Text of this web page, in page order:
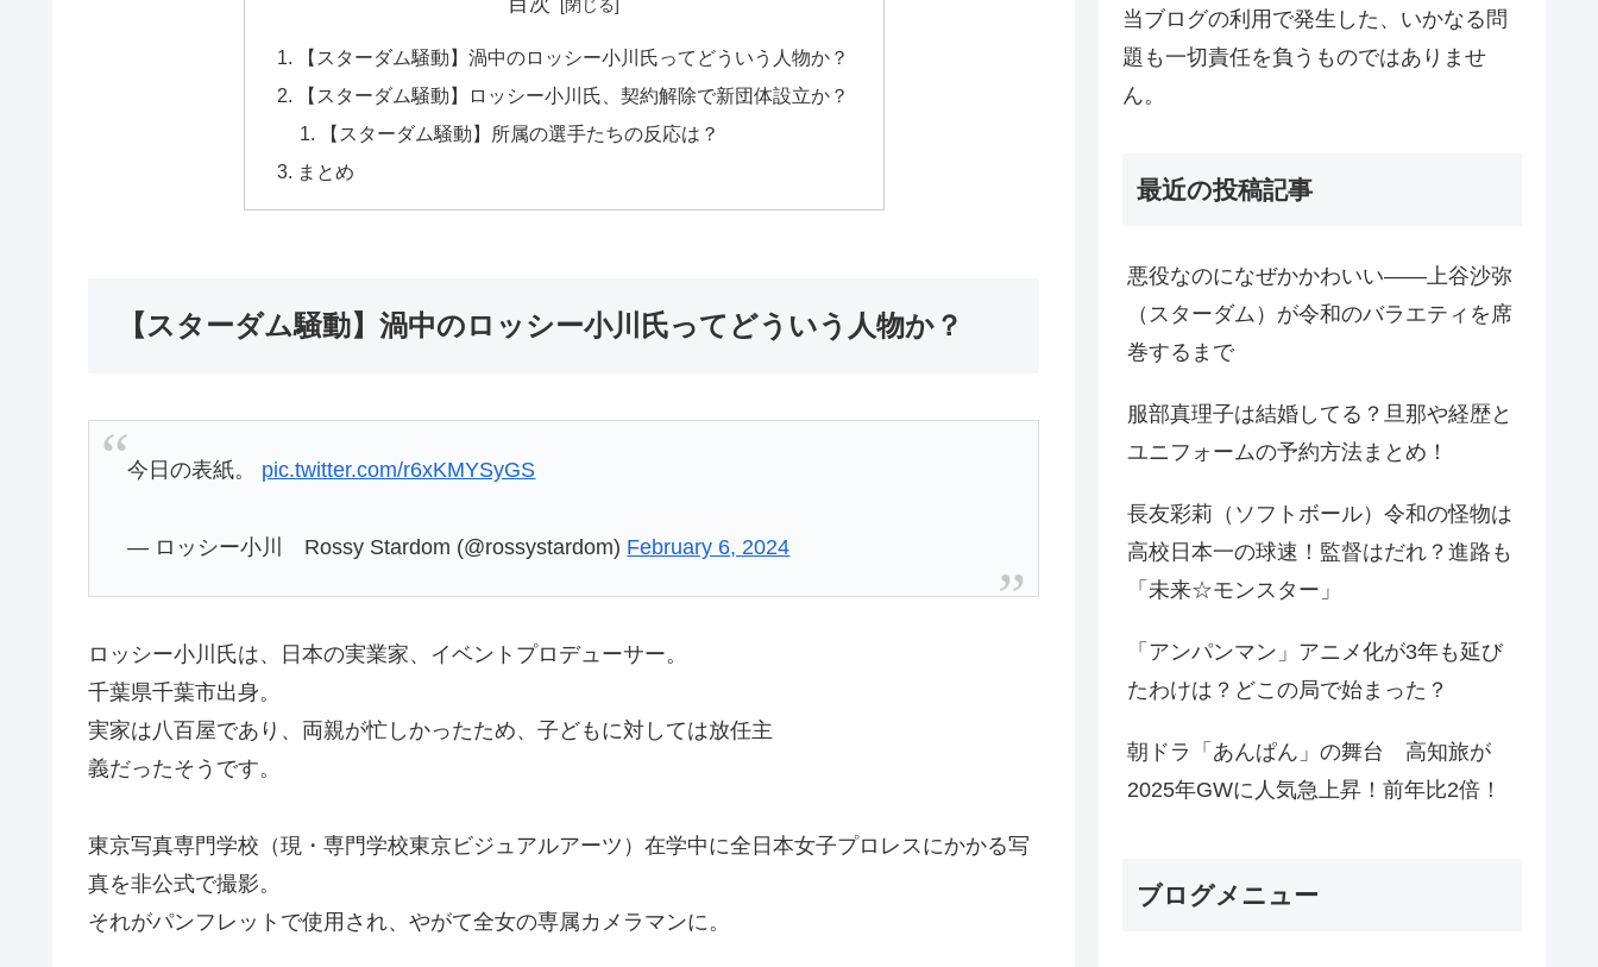
【スターダム騒動】渦中のロッシー小川氏ってどういう人物か？
【スターダム騒動】ロッシー小川氏、契約解除で新団体設立か？
【スターダム騒動】所属の選手たちの反応は？
まとめ
【スターダム騒動】渦中のロッシー小川氏ってどういう人物か？
今日の表紙。 pic.twitter.com/r6xKMYSyGS
— ロッシー小川 Rossy Stardom (@rossystardom) February 6, 2024
ロッシー小川氏は、日本の実業家、イベントプロデューサー。
千葉県千葉市出身。
実家は八百屋であり、両親が忙しかったため、子どもに対しては放任主
義だったそうです。
東京写真専門学校（現・専門学校東京ビジュアルアーツ）在学中に全日本女子プロレスにかかる写
真を非公式で撮影。
それがパンフレットで使用され、やがて全女の専属カメラマンに。
当ブログの利用で発生した、いかなる問
題も一切責任を負うものではありませ
ん。
最近の投稿記事
悪役なのになぜかかわいい——上谷沙弥
（スターダム）が令和のバラエティを席
巻するまで
服部真理子は結婚してる？旦那や経歴と
ユニフォームの予約方法まとめ！
長友彩莉（ソフトボール）令和の怪物は
高校日本一の球速！監督はだれ？進路も
「未来☆モンスター」
「アンパンマン」アニメ化が3年も延び
たわけは？どこの局で始まった？
朝ドラ「あんぱん」の舞台 高知旅が
2025年GWに人気急上昇！前年比2倍！
ブログメニュー